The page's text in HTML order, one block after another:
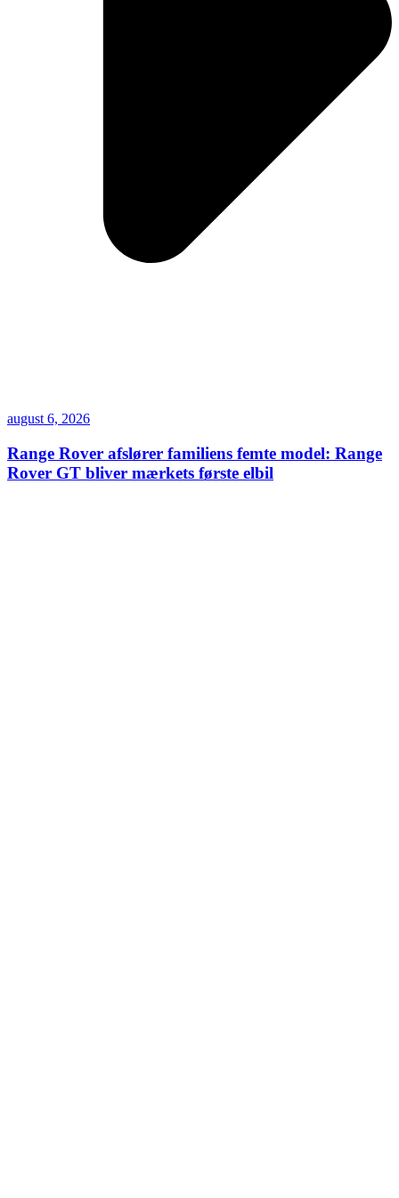
august 6, 2026
Range Rover afslører familiens femte model: Range
Rover GT bliver mærkets første elbil